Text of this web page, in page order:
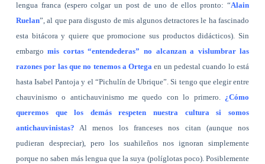
lengua franca (espero colgar un post de uno de ellos pronto: “Alain
Ruelan”, al que para disgusto de mis algunos detractores le ha fascinado
esta bitácora y quiere que promocione sus productos didácticos). Sin
embargomis cortas “entendederas” no alcanzan a vislumbrar las
razones por las que no tenemos a Ortega en un pedestal cuando lo está
hasta Isabel Pantoja y el “Pichulín de Ubrique”. Si tengo que elegir entre
chauvinismo o antichauvinismo me quedo con lo primero. ¿Cómo
queremos que los demás respeten nuestra cultura si somos
antichauvinistas? Al menos los franceses nos citan (aunque nos
pudieran despreciar), pero los suahileños nos ignoran simplemente
porque no saben más lengua que la suya (políglotas poco). Posiblemente